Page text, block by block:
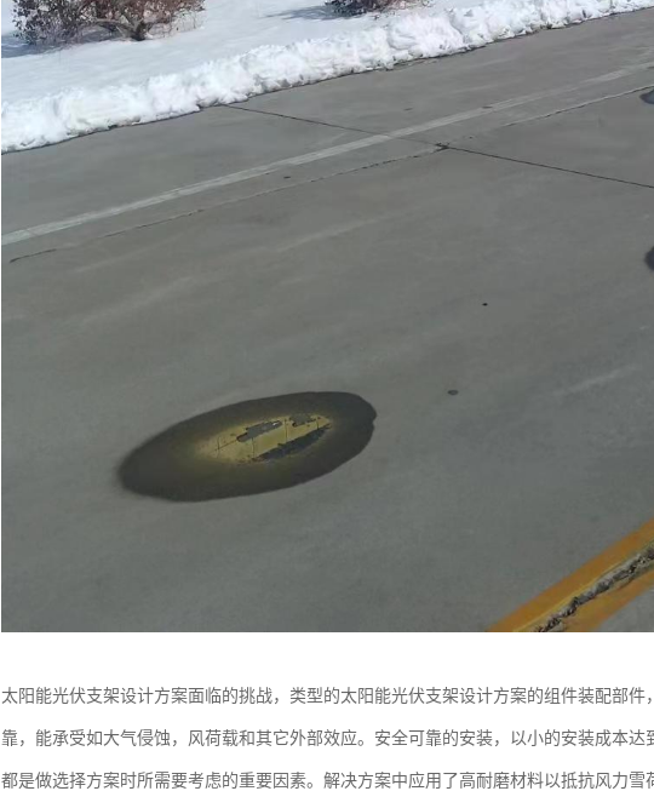
太阳能光伏支架设计方案面临的挑战，类型的太阳能光伏支架设计方案的组件装配部
靠，能承受如大气侵蚀，风荷载和其它外部效应。安全可靠的安装，以小的安装成本
都是做选择方案时所需要考虑的重要因素。解决方案中应用了高耐磨材料以抵抗风力